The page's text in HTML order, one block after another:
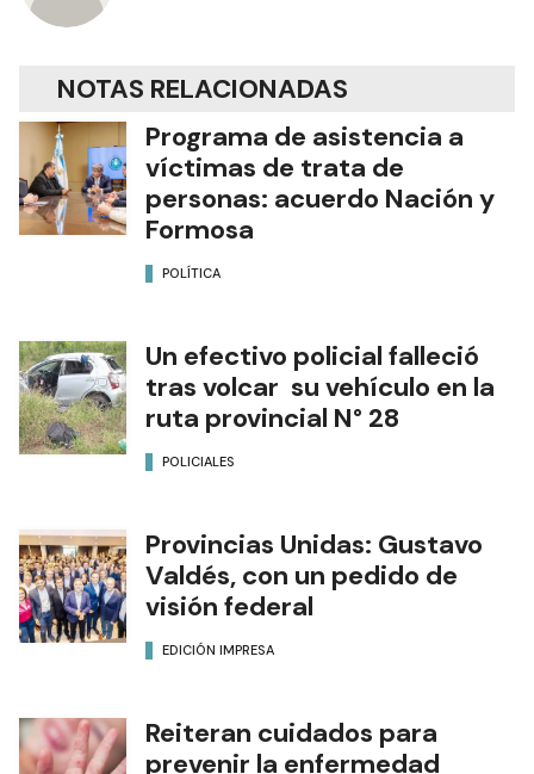
NOTAS RELACIONADAS
Programa de asistencia a
víctimas de trata de
personas: acuerdo Nación y
Formosa
POLÍTICA
Un efectivo policial falleció
tras volcar su vehículo en la
ruta provincial N° 28
POLICIALES
Provincias Unidas: Gustavo
Valdés, con un pedido de
visión federal
EDICIÓN IMPRESA
Reiteran cuidados para
prevenir la enfermedad